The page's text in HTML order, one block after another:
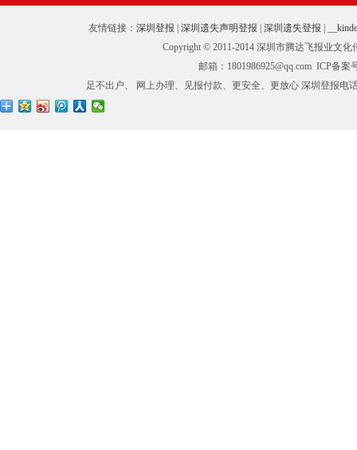
友情链接： 深圳登报 深圳遗失声明登报 深圳遗失登报
Copyright © 2011-2014 深圳市腾达飞报业文
邮箱：1801986925@qq.com ICP备案
足不出户、 网上办理、见报付款、更安全、更放心 深圳登报电